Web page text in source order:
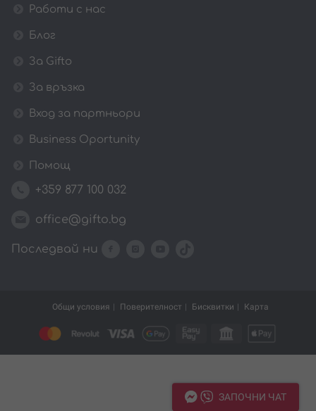
Работи с нас
Блог
За Gifto
За връзка
Вход за партньори
Business Oportunity
Помощ
+359 877 100 032
office@gifto.bg
Последвай ни
Общи условия Поверителност Бисквитки Карта
ЗАПОЧНИ ЧАТ